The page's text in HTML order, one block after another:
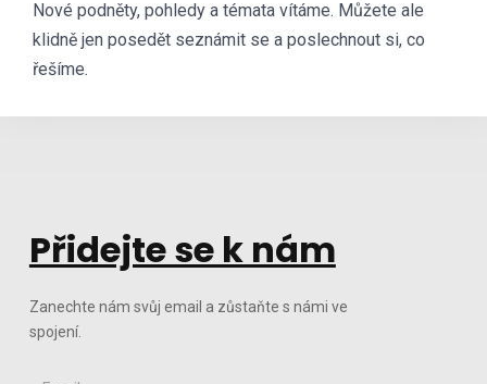
Nové podněty, pohledy a témata vítáme. Můžete ale
klidně jen posedět seznámit se a poslechnout si, co
řešíme.
Přidejte se k nám
Zanechte nám svůj email a zůstaňte s námi ve
spojení.